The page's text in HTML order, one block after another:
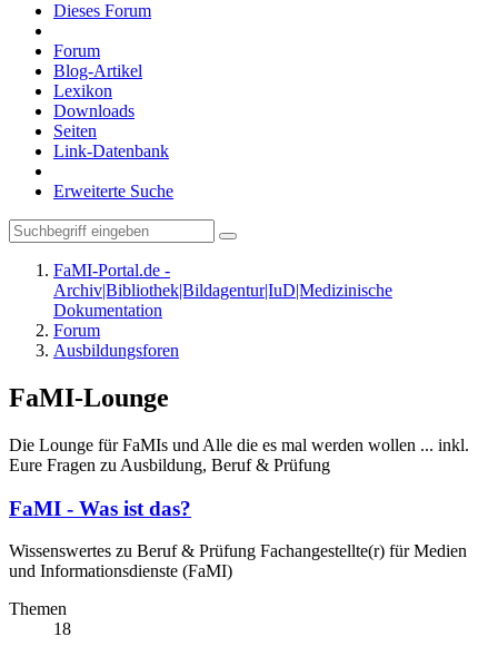
Dieses Forum
Forum
Blog-Artikel
Lexikon
Downloads
Seiten
Link-Datenbank
Erweiterte Suche
FaMI-Portal.de -
Archiv|Bibliothek|Bildagentur|IuD|Medizinische
Dokumentation
Forum
Ausbildungsforen
FaMI-Lounge
Die Lounge für FaMIs und Alle die es mal werden wollen ... inkl.
Eure Fragen zu Ausbildung, Beruf & Prüfung
FaMI - Was ist das?
Wissenswertes zu Beruf & Prüfung Fachangestellte(r) für Medien
und Informationsdienste (FaMI)
Themen
18